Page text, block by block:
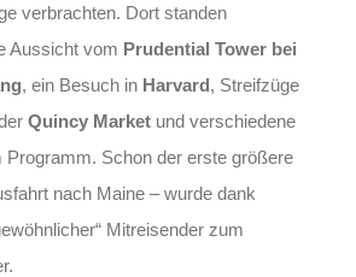
verbrachten. Dort standen
Aussicht vom Prudential Tower bei
, ein Besuch in Harvard, Streifzüge
Quincy Marketund verschiedene
Programm. Schon der erste größere
nach Maine – wurde dank
Mitreisender zum